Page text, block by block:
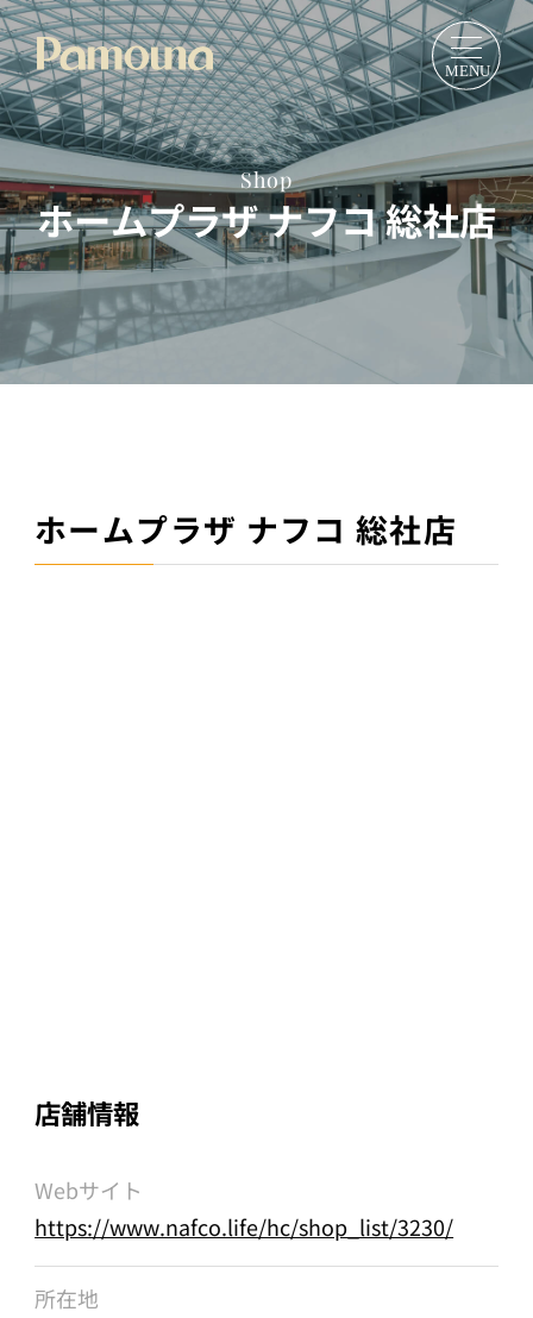
Shop
ホームプラザ ナフコ 総社店
ホームプラザ ナフコ 総社店
店舗情報
Webサイト
https://www.nafco.life/hc/shop_list/3230/
所在地